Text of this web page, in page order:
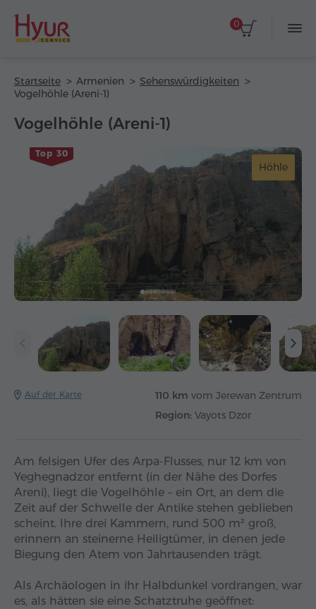
0
Startseite Armenien
Sehenswürdigkeiten
Vogelhöhle (Areni-1)
Vogelhöhle (Areni-1)
Top 30
Höhle
Auf der Karte 110 km vom Jerewan Zentrum
Region: Vayots Dzor
Am felsigen Ufer des Arpa-Flusses, nur 12 km von
Yeghegnadzor entfernt (in der Nähe des Dorfes
Areni), liegt die Vogelhöhle – ein Ort, an dem die
Zeit auf der Schwelle der Antike stehen geblieben
scheint. Ihre drei Kammern, rund 500 m² groß,
erinnern an steinerne Heiligtümer, in denen jede
Biegung den Atem von Jahrtausenden trägt.
Als Archäologen in ihr Halbdunkel vordrangen, war
es, als hätten sie eine Schatztruhe geöffnet: